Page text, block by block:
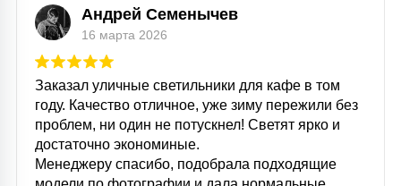
Андрей Семенычев
16 марта 2026
Заказал уличные светильники для кафе в том
году. Качество отличное, уже зиму пережили без
проблем, ни один не потускнел! Светят ярко и
достаточно экономиные.
Менеджеру спасибо, подобрала подходящие